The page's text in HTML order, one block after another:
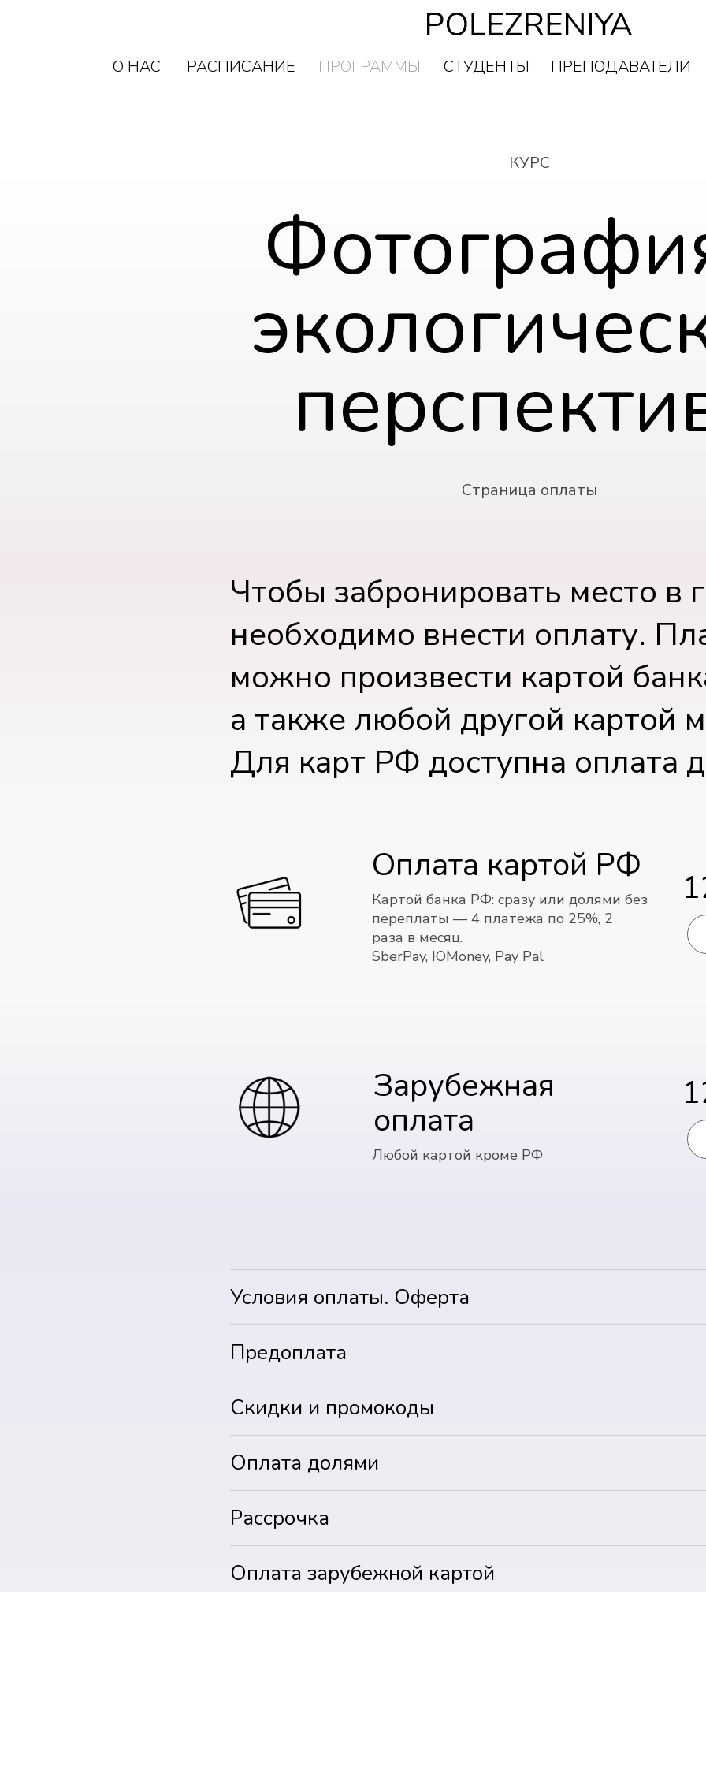
ПРЕПОДАВАТЕЛИ
СТУДЕНТЫ
ПРОГРАММЫ
РАСПИСАНИЕ
О НАС
ПРЕПОДАВАТЕЛИ
СТУДЕНТЫ
КУРС
Страница оплаты
Чтобы забронировать место в
необходимо внести оплату.
можно произвести картой
а также любой другой картой
Для карт РФ доступна оплата
Картой банка РФ: cразу или долями без
переплаты — 4 платежа по 25%, 2
раза в месяц.
SberPay, ЮMoney, Pay Pal
Оплата картой РФ
Любой картой кроме РФ
Зарубежная
оплата
Условия оплаты. Оферта
Предоплата
Скидки и промокоды
Оплата долями
Рассрочка
Оплата зарубежной картой